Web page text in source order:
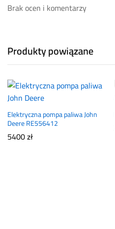
Brak ocen i komentarzy
Produkty powiązane
Elektryczna pompa paliwa John
Deere RE556412
5400zł